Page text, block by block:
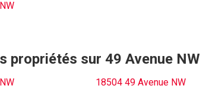
propriétés sur 49 Avenue NW
18504 49 Avenue NW